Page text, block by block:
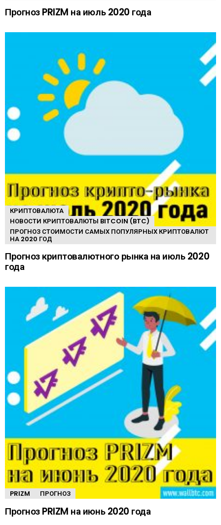
Прогноз PRIZM на июль 2020 года
КРИПТОВАЛЮТА
НОВОСТИ КРИПТОВАЛЮТЫ BITCOIN (BTC)
ПРОГНОЗ СТОИМОСТИ САМЫХ ПОПУЛЯРНЫХ КРИПТОВАЛЮТ
НА 2020 ГОД
Прогноз криптовалютного рынка на июль 2020
года
PRIZM ПРОГНОЗ
Прогноз PRIZM на июнь 2020 года